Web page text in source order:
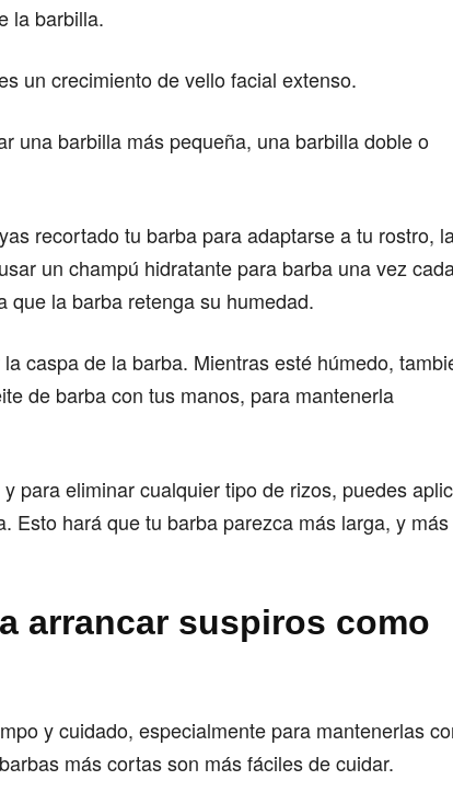
la barbilla.
un crecimiento de vello facial extenso.
una barbilla más pequeña, una barbilla doble o
recortado tu barba para adaptarse a tu rostro,
un champú hidratante para barba una vez
que la barba retenga su humedad.
caspa de la barba. Mientras esté húmedo,
de barba con tus manos, para mantenerla
para eliminar cualquier tipo de rizos, puedes
Esto hará que tu barba parezca más larga, y
arrancar suspiros como
y cuidado, especialmente para mantenerlas
más cortas son más fáciles de cuidar.